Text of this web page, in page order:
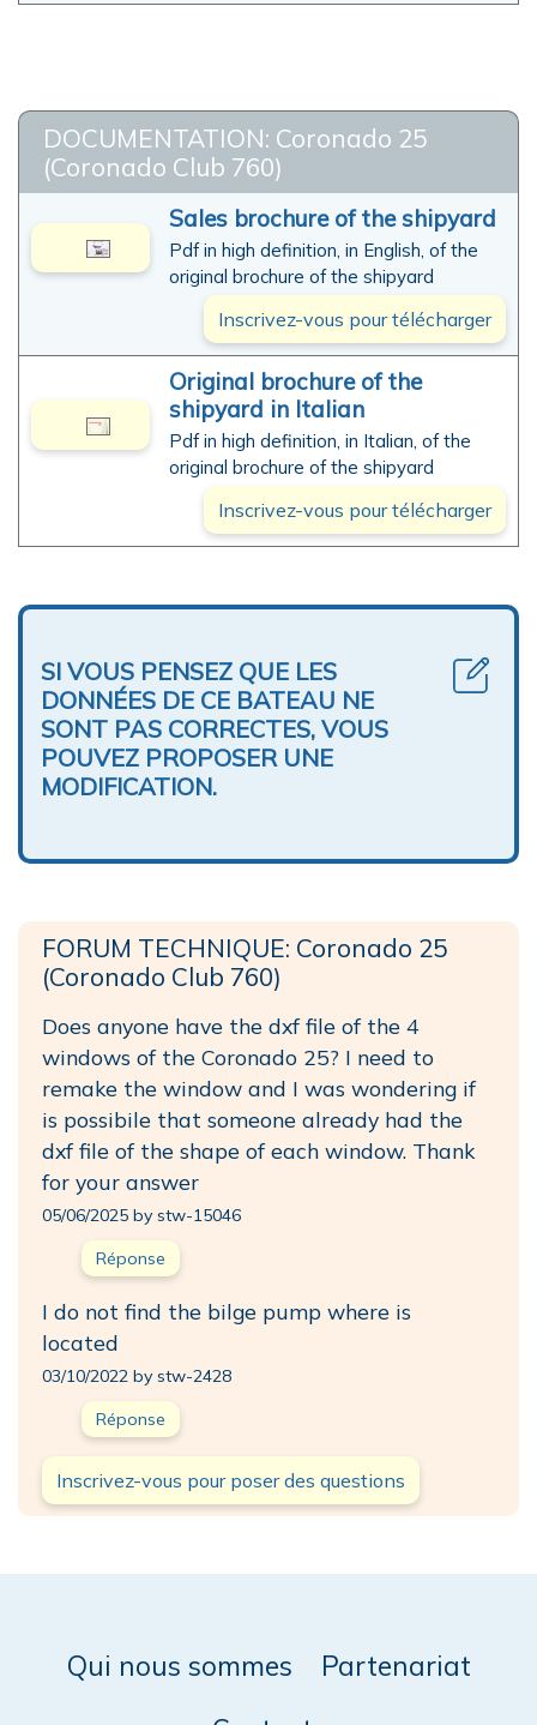
DOCUMENTATION: Coronado 25
(Coronado Club 760)
Sales brochure of the shipyard
Pdf in high definition, in English, of the
original brochure of the shipyard
Inscrivez-vous pour télécharger
Original brochure of the
shipyard in Italian
Pdf in high definition, in Italian, of the
original brochure of the shipyard
Inscrivez-vous pour télécharger
SI VOUS PENSEZ QUE LES
DONNÉES DE CE BATEAU NE
SONT PAS CORRECTES, VOUS
POUVEZ PROPOSER UNE
MODIFICATION.
FORUM TECHNIQUE: Coronado 25
(Coronado Club 760)
Does anyone have the dxf file of the 4
windows of the Coronado 25? I need to
remake the window and I was wondering if
is possibile that someone already had the
dxf file of the shape of each window. Thank
for your answer
05/06/2025 by stw-15046
Réponse
I do not find the bilge pump where is
located
03/10/2022 by stw-2428
Réponse
Inscrivez-vous pour poser des questions
Qui nous sommes
Partenariat